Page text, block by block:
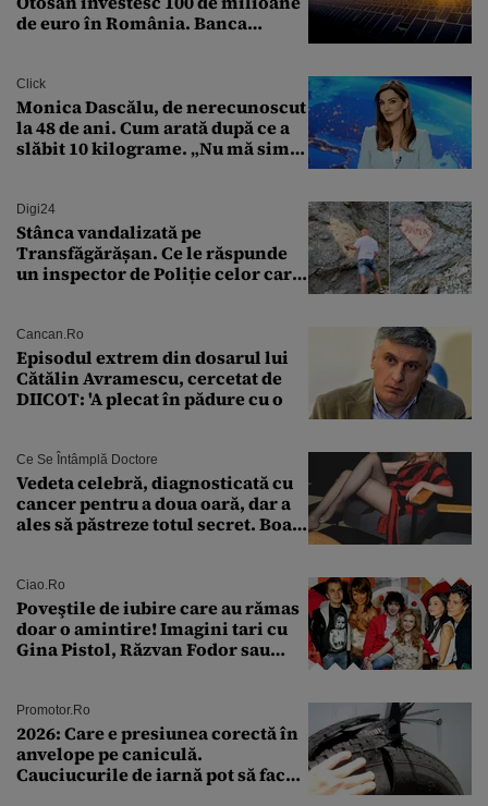
de euro în România. Banca
Click
Monica Dascălu, de nerecunoscut
la 48 de ani. Cum arată după ce a
slăbit 10 kilograme. „Nu mă simt
Digi24
Stânca vandalizată pe
Transfăgărășan. Ce le răspunde
un inspector de Poliție celor care
Cancan.ro
Episodul extrem din dosarul lui
Cătălin Avramescu, cercetat de
DIICOT: 'A plecat în pădure cu o
Ce Se Întâmplă Doctore
Vedeta celebră, diagnosticată cu
cancer pentru a doua oară, dar a
ales să păstreze totul secret. Boala
Ciao.ro
Poveştile de iubire care au rămas
doar o amintire! Imagini tari cu
Gina Pistol, Răzvan Fodor sau
Promotor.ro
2026: Care e presiunea corectă în
anvelope pe caniculă.
Cauciucurile de iarnă pot să facă